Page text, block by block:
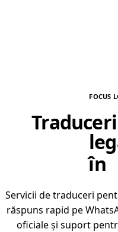
FOCUS
în
Servicii de traduceri
răspuns rapid pe
oficiale și suport